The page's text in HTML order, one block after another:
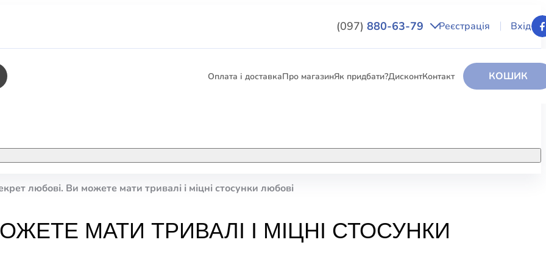
(097) 880-63-79 Реєстрація Вхід
Оплата і доставкаПро магазинЯк придбати?ДисконтКонтакт КОШИК
ЕЛЕКТРОННІ КНИГИ
СУПУТНІ ТОВАРИ
любові. Ви можете мати тривалі і міцні стосунки любові
МАТИ ТРИВАЛІ І МІЦНІ СТОСУНКИ